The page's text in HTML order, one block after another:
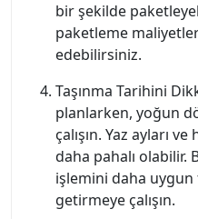
bir şekilde
paketleme
edebilirsiniz.
Taşınma Tarihini
planlarken, yoğun
çalışın. Yaz ayları
daha pahalı olabilir.
işlemini daha
getirmeye çalışın.